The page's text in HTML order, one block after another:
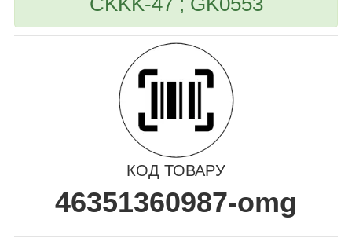
КОД ТОВАРУ
46351360987-omg